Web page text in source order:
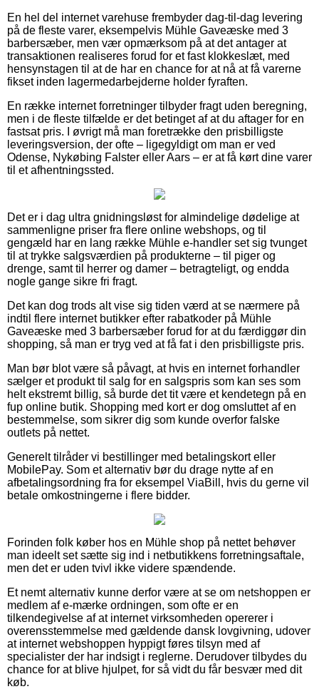
En hel del internet varehuse frembyder dag-til-dag levering
på de fleste varer, eksempelvis Mühle Gaveæske med 3
barbersæber, men vær opmærksom på at det antager at
transaktionen realiseres forud for et fast klokkeslæt, med
hensynstagen til at de har en chance for at nå at få varerne
fikset inden lagermedarbejderne holder fyraften.
En række internet forretninger tilbyder fragt uden beregning,
men i de fleste tilfælde er det betinget af at du aftager for en
fastsat pris. I øvrigt må man foretrække den prisbilligste
leveringsversion, der ofte – ligegyldigt om man er ved
Odense, Nykøbing Falster eller Aars – er at få kørt dine varer
til et afhentningssted.
Det er i dag ultra gnidningsløst for almindelige dødelige at
sammenligne priser fra flere online webshops, og til
gengæld har en lang række Mühle e-handler set sig tvunget
til at trykke salgsværdien på produkterne – til piger og
drenge, samt til herrer og damer – betragteligt, og endda
nogle gange sikre fri fragt.
Det kan dog trods alt vise sig tiden værd at se nærmere på
indtil flere internet butikker efter rabatkoder på Mühle
Gaveæske med 3 barbersæber forud for at du færdiggør din
shopping, så man er tryg ved at få fat i den prisbilligste pris.
Man bør blot være så påvagt, at hvis en internet forhandler
sælger et produkt til salg for en salgspris som kan ses som
helt ekstremt billig, så burde det tit være et kendetegn på en
fup online butik. Shopping med kort er dog omsluttet af en
bestemmelse, som sikrer dig som kunde overfor falske
outlets på nettet.
Generelt tilråder vi bestillinger med betalingskort eller
MobilePay. Som et alternativ bør du drage nytte af en
afbetalingsordning fra for eksempel ViaBill, hvis du gerne vil
betale omkostningerne i flere bidder.
Forinden folk køber hos en Mühle shop på nettet behøver
man ideelt set sætte sig ind i netbutikkens forretningsaftale,
men det er uden tvivl ikke videre spændende.
Et nemt alternativ kunne derfor være at se om netshoppen er
medlem af e-mærke ordningen, som ofte er en
tilkendegivelse af at internet virksomheden opererer i
overensstemmelse med gældende dansk lovgivning, udover
at internet webshoppen hyppigt føres tilsyn med af
specialister der har indsigt i reglerne. Derudover tilbydes du
chance for at blive hjulpet, for så vidt du får besvær med dit
køb.